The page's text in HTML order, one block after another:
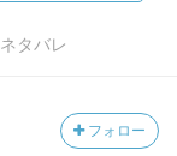
ネタバレ
フォロー